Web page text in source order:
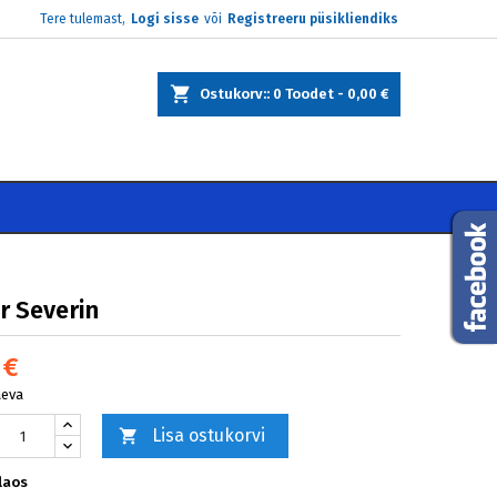
Tere tulemast, Logi sisse või Registreeru püsikliendiks
Ostukorv: 0 Toodet - 0,00 €
Severin
 Lisa ostukorvi